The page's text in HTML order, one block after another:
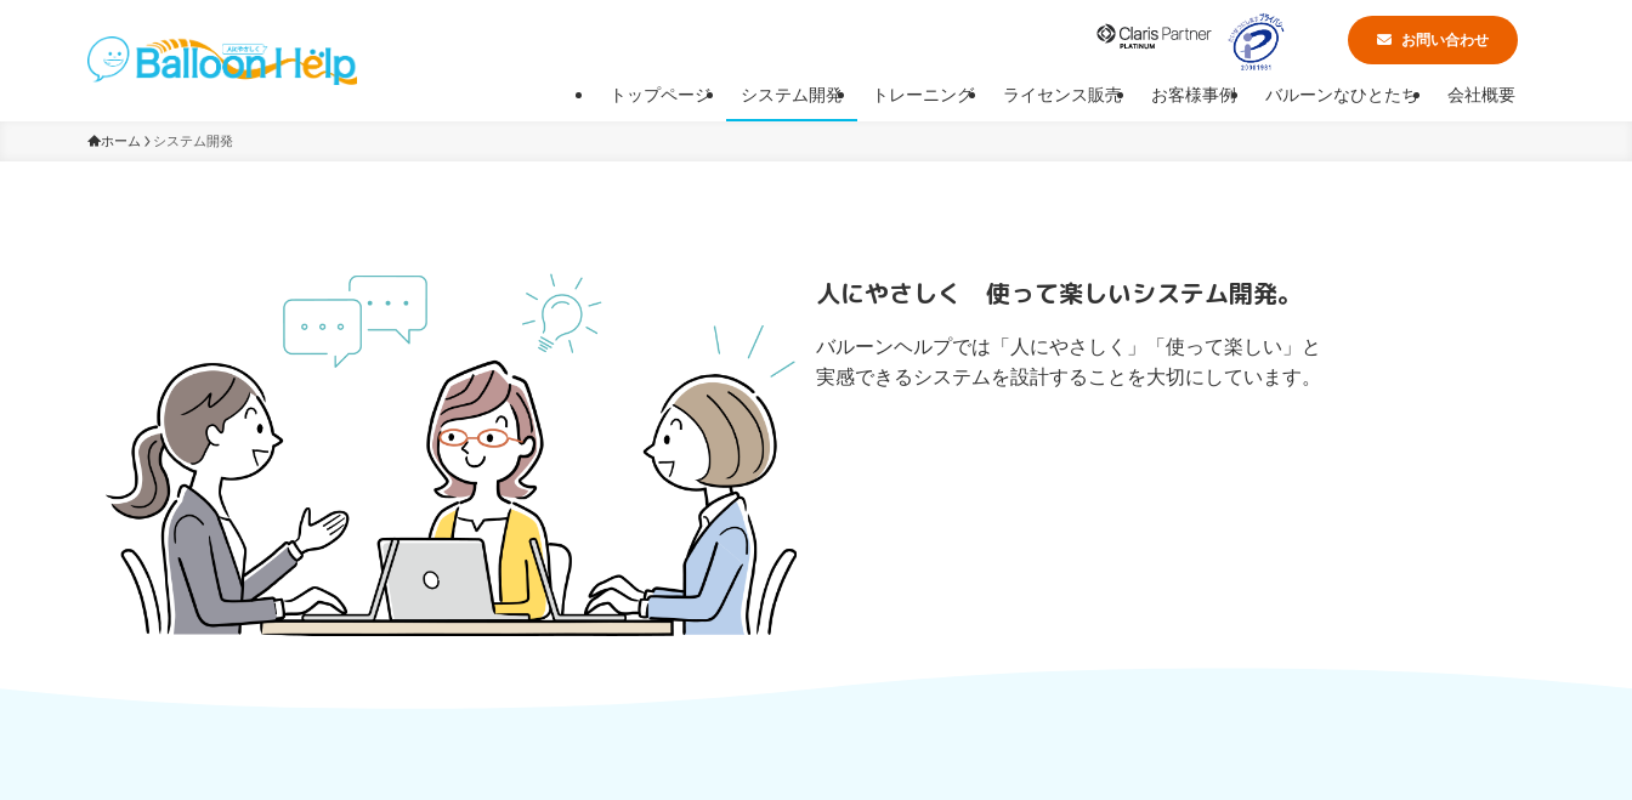
トップページ システム開発 トレーニング ライセンス販売 お客様事例 バルーンなひとたち 会社概要
お問い合わせ
ホーム システム開発
人にやさしく 使って楽しいシステム開発。
バルーンヘルプでは「人にやさしく」「使って楽しい」と
実感できるシステムを設計することを大切にしています。